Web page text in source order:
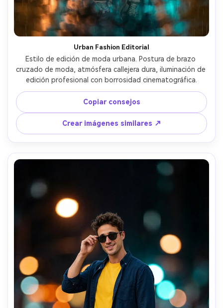
Urban Fashion Editorial
Estilo de edición de moda urbana. Postura de brazo
cruzado de moda, atmósfera callejera dura, iluminación de
edición profesional con borrosidad cinematográfica.
Copiar consejos
Crear imágenes similares ↗